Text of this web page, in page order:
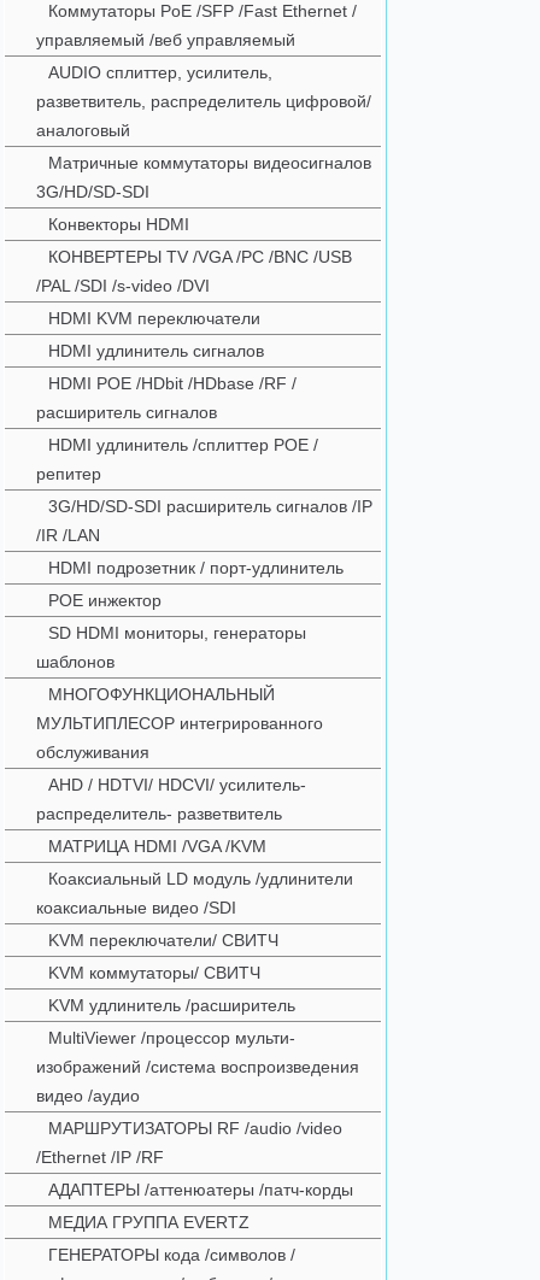
Коммутаторы PoE /SFP /Fast Ethernet /
управляемый /веб управляемый
AUDIO сплиттер, усилитель,
разветвитель, распределитель цифровой/
аналоговый
Матричные коммутаторы видеосигналов
3G/HD/SD-SDI
Конвекторы HDMI
КОНВЕРТЕРЫ TV /VGA /PC /BNC /USB
/PAL /SDI /s-video /DVI
HDMI KVM переключатели
HDMI удлинитель сигналов
HDMI POE /HDbit /HDbase /RF /
расширитель сигналов
HDMI удлинитель /сплиттер POE /
репитер
3G/HD/SD-SDI расширитель сигналов /IP
/IR /LAN
HDMI подрозетник / порт-удлинитель
POE инжектор
SD HDMI мониторы, генераторы
шаблонов
МНОГОФУНКЦИОНАЛЬНЫЙ
МУЛЬТИПЛЕСОР интегрированного
обслуживания
AHD / HDTVI/ HDCVI/ усилитель-
распределитель- разветвитель
МАТРИЦА HDMI /VGA /KVM
Коаксиальный LD модуль /удлинители
коаксиальные видео /SDI
KVM переключатели/ СВИТЧ
KVM коммутаторы/ СВИТЧ
KVM удлинитель /расширитель
MultiViewer /процессор мульти-
изображений /система воспроизведения
видео /аудио
МАРШРУТИЗАТОРЫ RF /audio /video
/Ethernet /IP /RF
АДАПТЕРЫ /аттенюатеры /патч-корды
МЕДИА ГРУППА EVERTZ
ГЕНЕРАТОРЫ кода /символов /